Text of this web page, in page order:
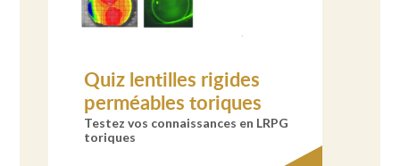
Quiz lentilles rigides
perméables toriques
Testez vos connaissances en LRPG
toriques